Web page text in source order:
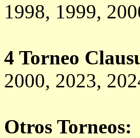
1998, 1999,
4 Torneo
2000, 2023,
Otros Torneos: